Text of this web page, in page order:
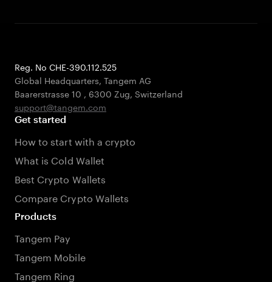
Reg. No CHE-390.112.525
Global Headquarters, Tangem AG
Baarerstrasse 10 , 6300 Zug, Switzerland
support@tangem.com
Get started
How to start with a crypto
What is Cold Wallet
Best Crypto Wallets
Compare Crypto Wallets
Products
Tangem Pay
Tangem Mobile
Tangem Ring